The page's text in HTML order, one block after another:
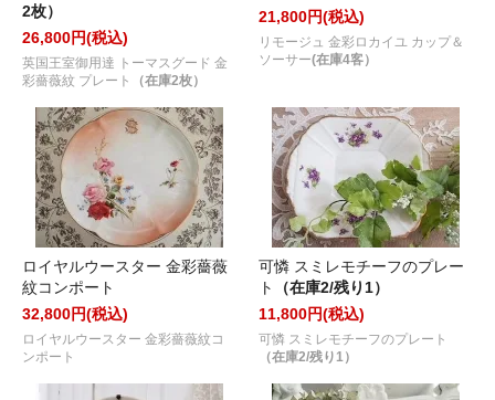
2枚）
26,800円(税込)
英国王室御用達 トーマスグード 金
彩薔薇紋 プレート
（在庫2枚）
21,800円(税込)
リモージュ 金彩ロカイユ カップ＆
ソーサー(在庫4客）
ロイヤルウースター 金彩薔薇
紋コンポート
32,800円(税込)
ロイヤルウースター 金彩薔薇紋コ
ンポート
可憐 スミレモチーフのプレー
ト
（在庫2/残り1）
11,800円(税込)
可憐 スミレモチーフのプレート
（在庫2/残り1）